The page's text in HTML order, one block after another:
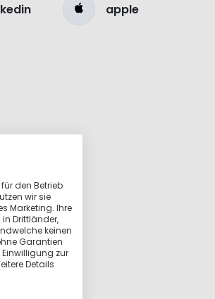
apple
den Betrieb
wir sie
Marketing. Ihre
Drittländer,
keinen
Garantien
Einwilligung zur
Details